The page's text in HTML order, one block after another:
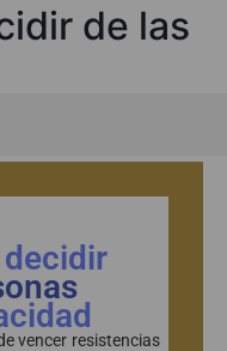
de las
decidir
vencer resistencias